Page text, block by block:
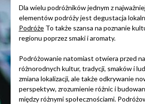
Dla wielu podróżników jednym z
elementów podróży jest degustacja
PodróżeTo także szansa na poznanie
regionu poprzez smaki i aromaty.
Podróżowanie natomiast otwiera przed
różnorodnych kultur, tradycji, smaków i
zmiana lokalizacji, ale także odkrywanie
perspektyw, zrozumienie różnic i
między różnymi społecznościami.